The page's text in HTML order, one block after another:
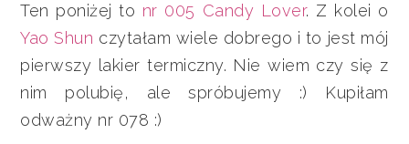
Ten poniżej to nr 005 Candy Lover. Z kolei o
Yao Shun czytałam wiele dobrego i to jest mój
pierwszy lakier termiczny. Nie wiem czy się z
nim polubię, ale spróbujemy :) Kupiłam
odważny nr 078 :)